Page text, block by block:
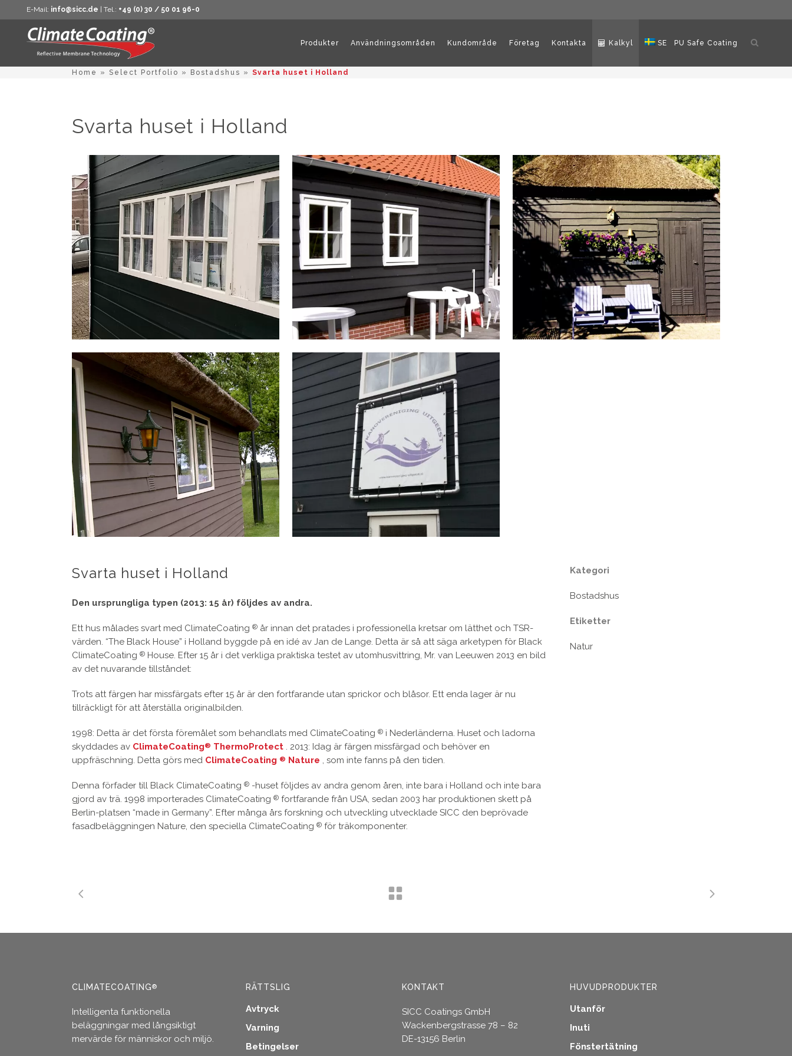
E-Mail: info@sicc.de | Tel.: +49 (0) 30 / 50 01 96-0
Öppna
Produkter Användningsområden Kundområde Företag Kontakta Kalkyl SE PU Safe Coating
Home » Select Portfolio » Bostadshus » Svarta huset i Holland
Svarta huset i Holland
Svarta huset i Holland
Den ursprungliga typen (2013: 15 år) följdes av andra.
Ett hus målades svart med ClimateCoating ® år innan det pratades i professionella kretsar om lätthet och TSR-
värden. “The Black House” i Holland byggde på en idé av Jan de Lange. Detta är så att säga arketypen för Black
ClimateCoating ® House. Efter 15 år i det verkliga praktiska testet av utomhusvittring, Mr. van Leeuwen 2013 en bild
av det nuvarande tillståndet:
Trots att färgen har missfärgats efter 15 år är den fortfarande utan sprickor och blåsor. Ett enda lager är nu
tillräckligt för att återställa originalbilden.
1998: Detta är det första föremålet som behandlats med ClimateCoating ® i Nederländerna. Huset och ladorna
skyddades av ClimateCoating® ThermoProtect . 2013: Idag är färgen missfärgad och behöver en
uppfräschning. Detta görs med ClimateCoating ® Nature , som inte fanns på den tiden.
Denna förfader till Black ClimateCoating ® -huset följdes av andra genom åren, inte bara i Holland och inte bara
gjord av trä. 1998 importerades ClimateCoating ® fortfarande från USA, sedan 2003 har produktionen skett på
Berlin-platsen “made in Germany”. Efter många års forskning och utveckling utvecklade SICC den beprövade
fasadbeläggningen Nature, den speciella ClimateCoating ® för träkomponenter.
Kategori
Bostadshus
Etiketter
Natur
CLIMATECOATING®
Intelligenta funktionella
beläggningar med långsiktigt
mervärde för människor och miljö.
RÄTTSLIG
Avtryck
Varning
Betingelser
KONTAKT
SICC Coatings GmbH
Wackenbergstrasse 78 – 82
DE-13156 Berlin
HUVUDPRODUKTER
Utanför
Inuti
Fönstertätning